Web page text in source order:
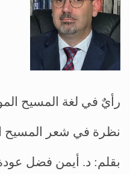
رأيٌ في لغة المسيح
نظرة في شعر المسيح
بقلم: د. أيمن فضل